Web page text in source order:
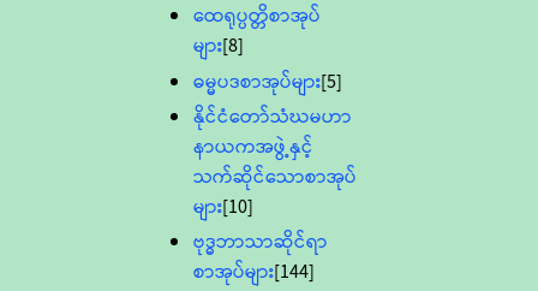
ထေရုပ္ပတ္တိစာအုပ်
များ[8]
ဓမ္မပဒစာအုပ်များ[5]
နိုင်ငံတော်သံဃမဟာ
နာယကအဖွဲ့နှင့်
သက်ဆိုင်သောစာအုပ်
များ[10]
ဗုဒ္ဓဘာသာဆိုင်ရာ
စာအုပ်များ[144]